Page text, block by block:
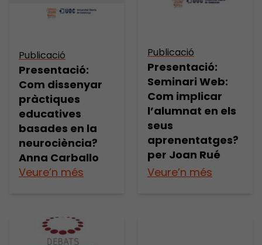
Publicació
Presentació:
Com dissenyar
pràctiques
educatives
basades en la
neurociència?
Anna Carballo
Veure’n més
Publicació
Presentació:
Seminari Web:
Com implicar
l’alumnat en els
seus
aprenentatges?
per Joan Rué
Veure’n més